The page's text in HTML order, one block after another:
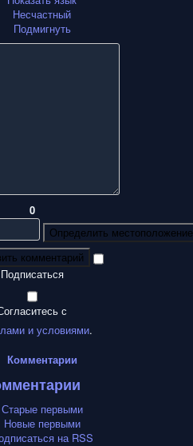
Несчастный
Подмигнуть
0
Определить местоположение
комментарий
Подписаться
с
и условиями.
Комментарии
Старые первыми
Новые первыми
на RSS